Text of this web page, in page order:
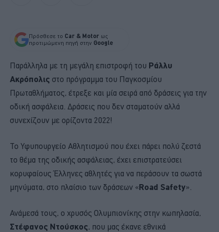
Πρόσθεσε το Car & Motor ως
προτιμώμενη πηγή στην Google
Παράλληλα με τη μεγάλη επιστροφή του Ράλλυ
Ακρόπολις στο πρόγραμμα του Παγκοσμίου
Πρωταθλήματος, έτρεξε και μία σειρά από δράσεις για την
οδική ασφάλεια. Δράσεις που δεν σταματούν αλλά
συνεχίζουν με ορίζοντα 2022!
Το Υφυπουργείο Αθλητισμού που έχει πάρει πολύ ζεστά
το θέμα της οδικής ασφάλειας, έχει επιστρατεύσει
κορυφαίους Έλληνες αθλητές για να περάσουν τα σωστά
μηνύματα, στο πλαίσιο των δράσεων «Road Safety».
Ανάμεσά τους, ο χρυσός Ολυμπιονίκης στην κωπηλασία,
Στέφανος Ντούσκος, που μας έκανε εθνικά